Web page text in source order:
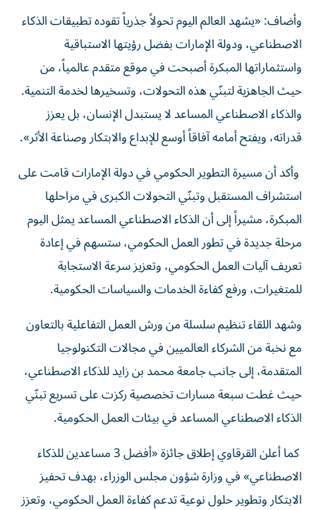
وأضاف: «يشهد العالم اليوم تحولاً جذرياً تقوده تطبيقات الذكاء
الاصطناعي، ودولة الإمارات بفضل رؤيتها الاستباقية
واستثماراتها المبكرة أصبحت في موقع متقدم عالمياً، من
حيث الجاهزية لتبنّي هذه التحولات، وتسخيرها لخدمة التنمية.
والذكاء الاصطناعي المساعد لا يستبدل الإنسان، بل يعزز
قدراته، ويفتح أمامه آفاقاً أوسع للإبداع والابتكار وصناعة الأثر».
وأكد أن مسيرة التطوير الحكومي في دولة الإمارات قامت على
استشراف المستقبل وتبنّي التحولات الكبرى في مراحلها
المبكرة، مشيراً إلى أن الذكاء الاصطناعي المساعد يمثل اليوم
مرحلة جديدة في تطور العمل الحكومي، ستسهم في إعادة
تعريف آليات العمل الحكومي، وتعزيز سرعة الاستجابة
للمتغيرات، ورفع كفاءة الخدمات والسياسات الحكومية.
وشهد اللقاء تنظيم سلسلة من ورش العمل التفاعلية بالتعاون
مع نخبة من الشركاء العالميين في مجالات التكنولوجيا
المتقدمة، إلى جانب جامعة محمد بن زايد للذكاء الاصطناعي،
حيث غطت سبعة مسارات تخصصية ركزت على تسريع تبنّي
الذكاء الاصطناعي المساعد في بيئات العمل الحكومية.
كما أعلن القرقاوي إطلاق جائزة «أفضل 3 مساعدين للذكاء
الاصطناعي» في وزارة شؤون مجلس الوزراء، بهدف تحفيز
الابتكار وتطوير حلول نوعية تدعم كفاءة العمل الحكومي، وتعزز